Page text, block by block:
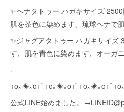
✨ヘナタトゥー ハガキサイズ
肌を茶色に染めます、琉球ヘナで
✨ジャグアタトゥー ハガキサイズ
す、肌を青色に染めます、オーガ
.
+o｡◈｡o+ﾟ+o｡◈｡o+ﾟ+o｡◈｡o+ﾟ
公式LINE始めました。